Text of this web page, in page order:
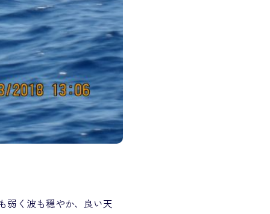
弱く波も穏やか、良い天